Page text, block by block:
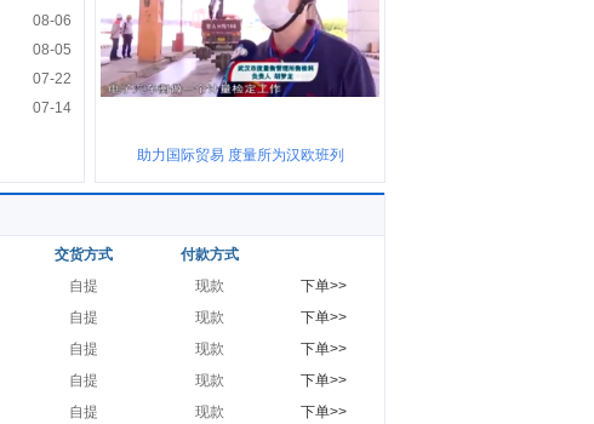
08-06
08-05
07-22
07-14
助力国际贸易 度量所为汉欧班列
交货方式
付款方式
自提 现款
下单>>
自提 现款
下单>>
自提 现款
下单>>
自提 现款
下单>>
自提 现款 下单>>